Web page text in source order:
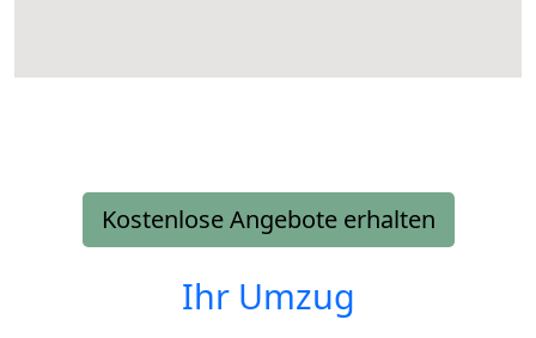
Kostenlose Angebote erhalten
Ihr Umzug